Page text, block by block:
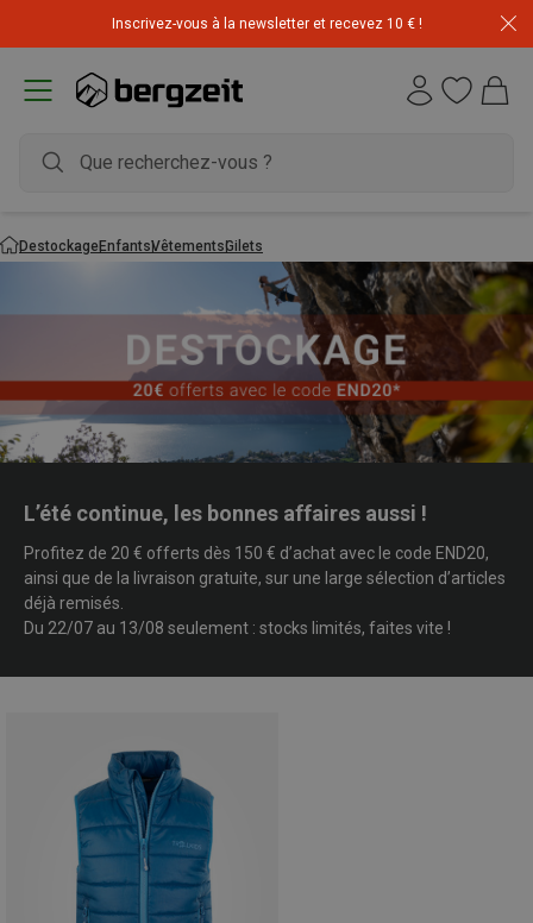
Inscrivez-vous à la newsletter et recevez 10 € !
DestockageEnfantsVêtementsGilets
L’été continue, les bonnes affaires aussi !
Profitez de 20 € offerts dès 150 € d’achat avec le code END20,
ainsi que de la livraison gratuite, sur une large sélection d’articles
déjà remisés.
Du 22/07 au 13/08 seulement : stocks limités, faites vite !